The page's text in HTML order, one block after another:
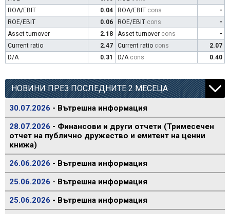
ROA/EBIT
0.04 ROA/EBIT cons
-
ROE/EBIT
0.06 ROE/EBIT cons
-
Asset turnover
2.18 Asset turnover cons
-
Current ratio
2.47 Current ratio cons
2.07
D/A
0.31 D/A cons 0.40
НОВИНИ ПРЕЗ ПОСЛЕДНИТЕ 2 МЕСЕЦА
30.07.2026 - Вътрешна информация
28.07.2026 - Финансови и други отчети (Тримесечен
отчет на публично дружество и емитент на ценни
книжа)
26.06.2026 - Вътрешна информация
25.06.2026 - Вътрешна информация
25.06.2026 - Вътрешна информация